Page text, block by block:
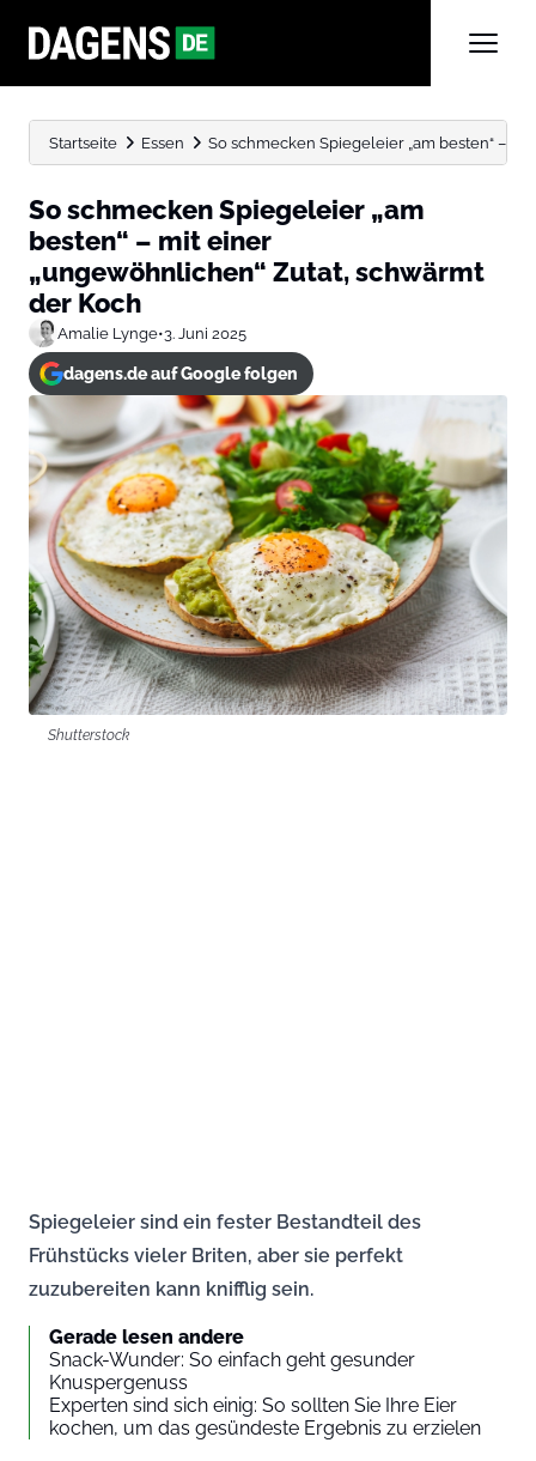
Startseite Essen So schmecken Spiegeleier „am besten“ –
So schmecken Spiegeleier „am
besten“ – mit einer
„ungewöhnlichen“ Zutat, schwärmt
der Koch
Amalie Lynge•3. Juni 2025
dagens.de auf Google folgen
Shutterstock
Spiegeleier sind ein fester Bestandteil des
Frühstücks vieler Briten, aber sie perfekt
zuzubereiten kann knifflig sein.
Gerade lesen andere
Snack-Wunder: So einfach geht gesunder
Knuspergenuss
Experten sind sich einig: So sollten Sie Ihre Eier
kochen, um das gesündeste Ergebnis zu erzielen